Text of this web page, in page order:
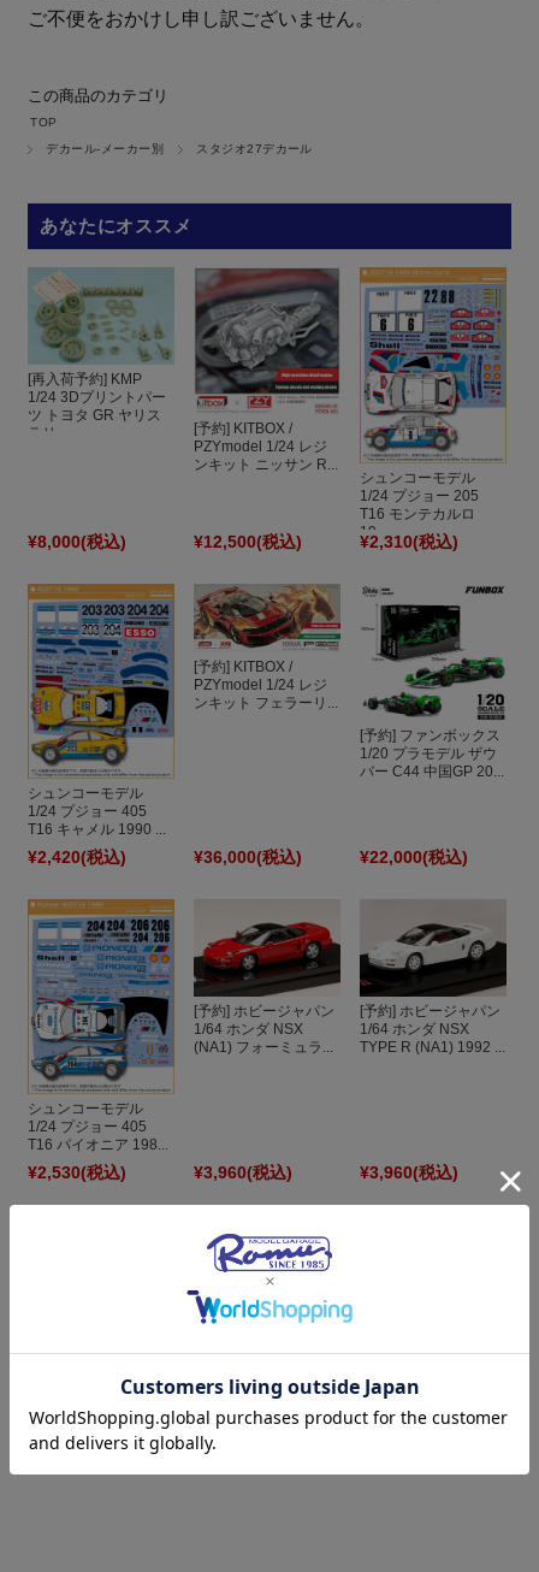
ご不便をおかけし申し訳ございません。
この商品のカテゴリ
TOP
デカール-メーカー別
スタジオ27デカール
あなたにオススメ
[再入荷予約] KMP
1/24 3Dプリントパー
ツ トヨタ GR ヤリス
ラリ...
¥8,000(税込)
[予約] KITBOX /
PZYmodel 1/24 レジ
ンキット ニッサン R...
¥12,500(税込)
シュンコーモデル
1/24 プジョー 205
T16 モンテカルロ
19...
¥2,310(税込)
シュンコーモデル
1/24 プジョー 405
T16 キャメル 1990 ...
¥2,420(税込)
[予約] KITBOX /
PZYmodel 1/24 レジ
ンキット フェラーリ...
¥36,000(税込)
[予約] ファンボックス
1/20 プラモデル ザウ
バー C44 中国GP 20...
¥22,000(税込)
シュンコーモデル
1/24 プジョー 405
T16 パイオニア 198...
¥2,530(税込)
[予約] ホビージャパン
1/64 ホンダ NSX
(NA1) フォーミュラ...
¥3,960(税込)
[予約] ホビージャパン
1/64 ホンダ NSX
TYPE R (NA1) 1992 ...
¥3,960(税込)
(税込)